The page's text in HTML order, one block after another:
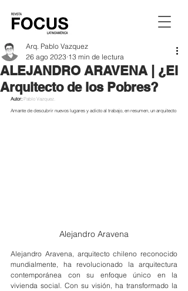
ALEJANDRO ARAVENA | ¿El
Arquitecto de los Pobres?
Arq. Pablo Vazquez
26 ago 2023 13 min de lectura
Autor: Pablo Vazquez.
Amante de descubrir nuevos lugares y adicto al trabajo, en resumen, un arquitecto
Alejandro Aravena
Alejandro Aravena, arquitecto chileno reconocido
mundialmente, ha revolucionado la arquitectura
contemporánea con su enfoque único en la
vivienda social. Con su visión, ha transformado la